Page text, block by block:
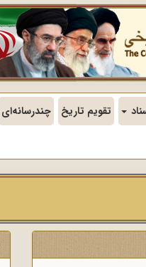
تقویم تاریخ چندرسانه‌ای